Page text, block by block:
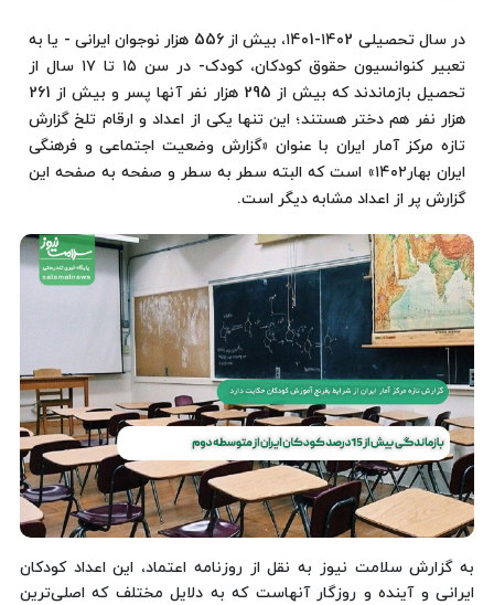
در سال تحصیلی ۱۴۰2-۱۴۰1، بیش از 556 هزار نوجوان ایرانی - یا به
تعبیر کنوانسیون حقوق کودکان، کودک- در سن ۱۵ تا ۱۷ سال از
تحصیل بازماندند که بیش از 295 هزار نفر آنها پسر و بیش از 261
هزار نفر هم دختر هستند؛ این تنها یکی از اعداد و ارقام تلخ گزارش
تازه مرکز آمار ایران با عنوان «گزارش وضعیت اجتماعی و فرهنگی
ایران بهار۱۴۰۲» است که البته سطر به سطر و صفحه به صفحه این
گزارش پر از اعداد مشابه دیگر است.
به گزارش سلامت نیوز به نقل از روزنامه اعتماد، این اعداد کودکان
ایرانی و آینده و روزگار آنهاست که به دلایل مختلف که اصلی‌ترین